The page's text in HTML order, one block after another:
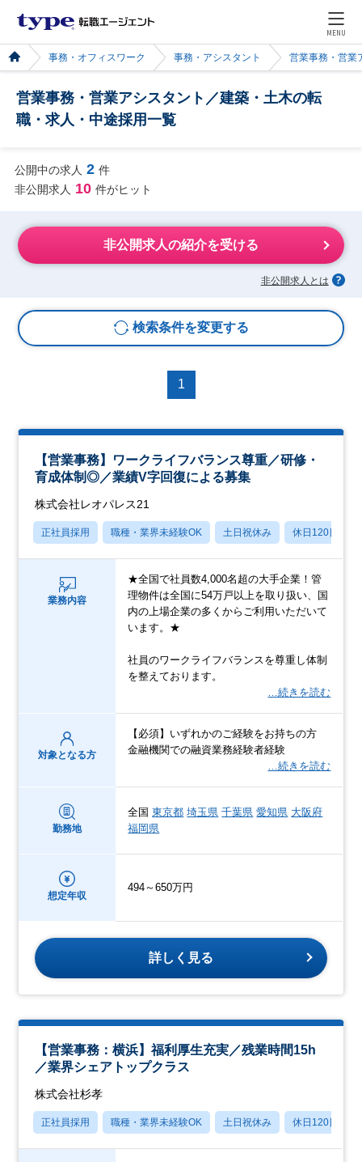
MENU
事務・オフィスワーク 事務・アシスタント 営業事務・営業
営業事務・営業アシスタント／建築・土木の転
職・求人・中途採用一覧
公開中の求人 2 件
非公開求人 10 件がヒット
非公開求人の紹介を受ける
非公開求人とは
検索条件を変更する
1
【営業事務】ワークライフバランス尊重／研修・
育成体制◎／業績V字回復による募集
株式会社レオパレス21
正社員採用 職種・業界未経験OK 土日祝休み 休日120日以上
業務内容
★全国で社員数4,000名超の大手企業！管
理物件は全国に54万戸以上を取り扱い、国
内の上場企業の多くからご利用いただいて
います。★
社員のワークライフバランスを尊重し体制
を整えております。
…続きを読む
対象となる方
【必須】いずれかのご経験をお持ちの方
金融機関での融資業務経験者経験
…続きを読む
勤務地
全国東京都 埼玉県 千葉県 愛知県 大阪府
福岡県
想定年収
494～650万円
詳しく見る
【営業事務：横浜】福利厚生充実／残業時間15h
／業界シェアトップクラス
株式会社杉孝
正社員採用 職種・業界未経験OK 土日祝休み 休日120日以上